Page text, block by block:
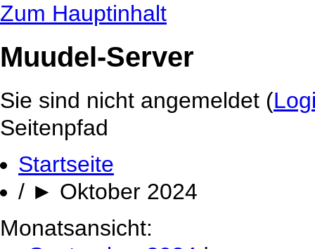
Zum Hauptinhalt
Muudel-Server
Sie sind nicht angemeldet (
Seitenpfad
Startseite
/ ► Oktober 2024
Monatsansicht: